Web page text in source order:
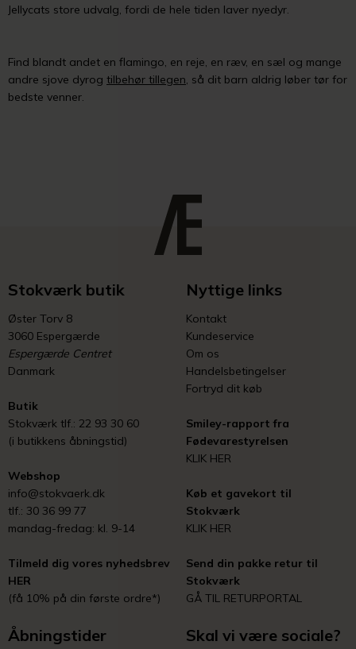
Jellycats store udvalg, fordi de hele tiden laver nyedyr.
Find blandt andet en flamingo, en reje, en ræv, en sæl og mange
andre sjove dyrog tilbehør tillegen, så dit barn aldrig løber tør for
bedste venner.
Stokværk butik
Øster Torv 8
3060 Espergærde
Espergærde Centret
Danmark
Butik
Stokværk tlf.: 22 93 30 60
(i butikkens åbningstid)
Webshop
info@stokvaerk.dk
tlf.: 30 36 99 77
mandag-fredag: kl. 9-14
Tilmeld dig vores nyhedsbrev
HER
(få 10% på din første ordre*)
Nyttige links
Kontakt
Kundeservice
Om os
Handelsbetingelser
Fortryd dit køb
Smiley-rapport fra
Fødevarestyrelsen
KLIK HER
Køb et gavekort til
Stokværk
KLIK HER
Send din pakke retur til
Stokværk
GÅ TIL RETURPORTAL
Åbningstider Skal vi være sociale?